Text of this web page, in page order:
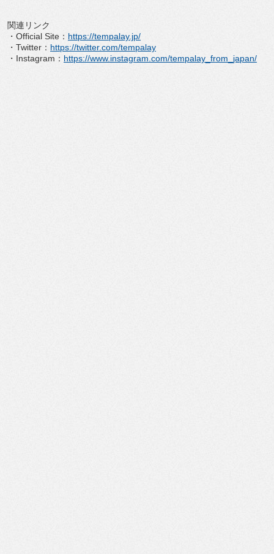
関連リンク
・ Official Site ： https://tempalay.jp/
・ Twitter ： https://twitter.com/tempalay
・ Instagram ： https://www. instagram.com/tempalay_from_ japan/